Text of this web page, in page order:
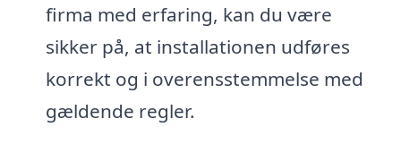
firma med erfaring, kan du være
sikker på, at installationen udføres
korrekt og i overensstemmelse med
gældende regler.